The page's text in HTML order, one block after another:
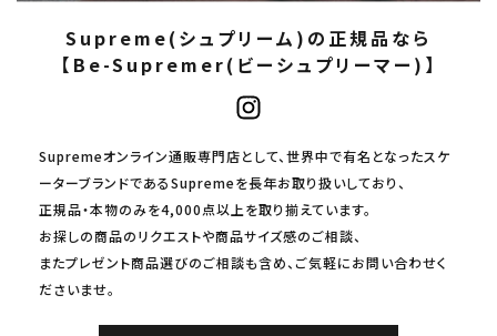
Supreme(シュプリーム)の正規品なら
【Be-Supremer(ビーシュプリーマー)】
Supremeオンライン通販専門店として、世界中で有名となったスケ
ーターブランドであるSupremeを長年お取り扱いしており、
正規品・本物のみを4,000点以上を取り揃えています。
お探しの商品のリクエストや商品サイズ感のご相談、
またプレゼント商品選びのご相談も含め、ご気軽にお問い合わせく
ださいませ。